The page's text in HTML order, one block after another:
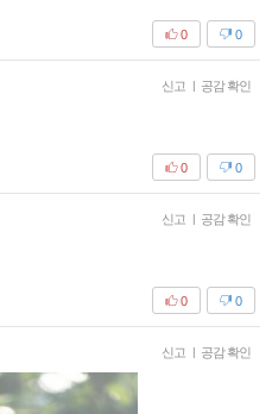
0
0
신고 | 공감 확인
0
0
신고 | 공감 확인
0
0
신고 | 공감 확인